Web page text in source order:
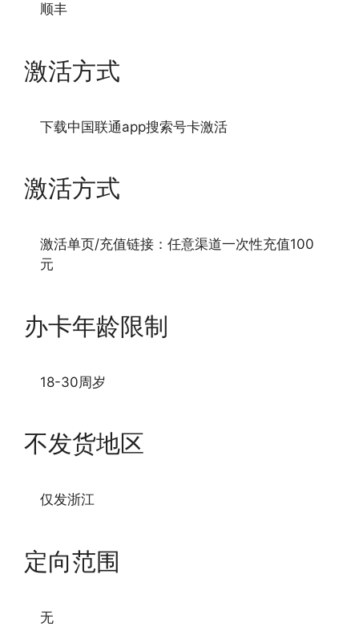
顺丰
激活方式
下载中国联通app搜索号卡激活
激活方式
激活单页/充值链接：任意渠道一次性充值100
元
办卡年龄限制
18-30周岁
不发货地区
仅发浙江
定向范围
无